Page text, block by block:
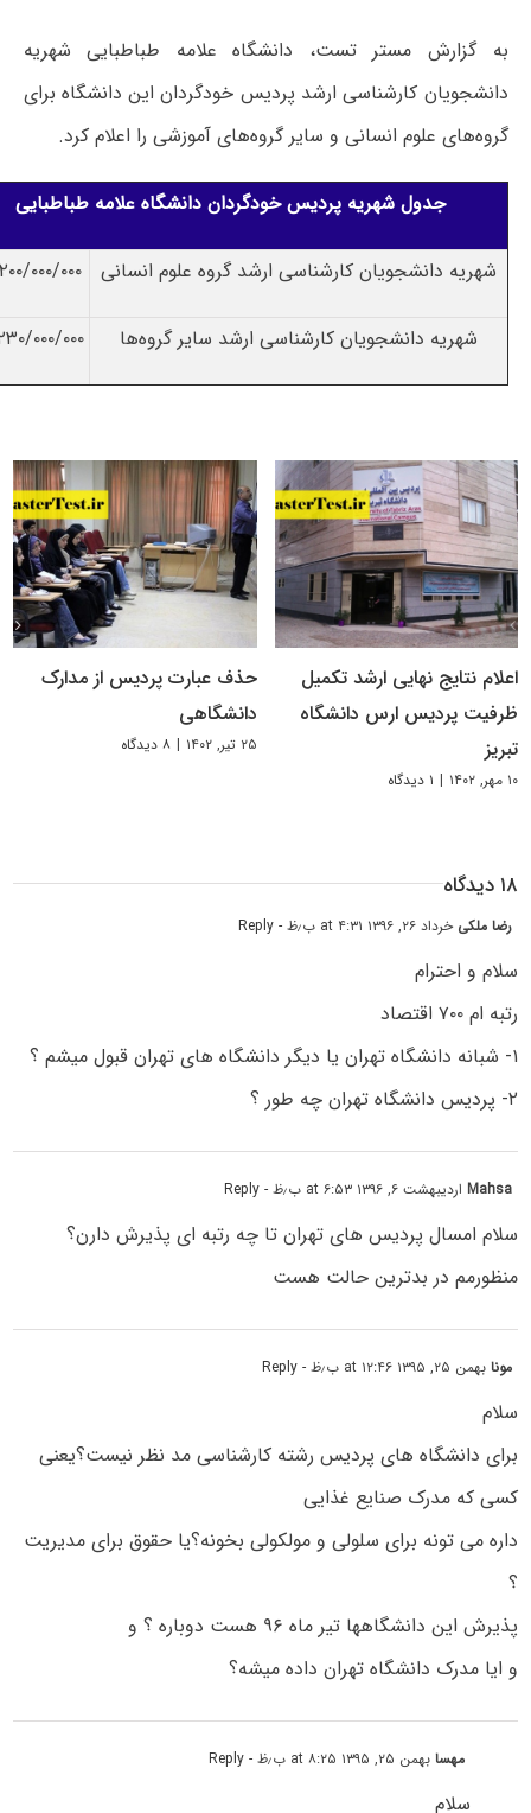
به گزارش مستر تست، دانشگاه علامه طباطبایی شهریه
دانشجویان کارشناسی ارشد پردیس خودگردان این دانشگاه برای
گروه‌های علوم انسانی و سایر گروه‌های آموزشی را اعلام کرد.
جدول شهریه پردیس خودگردان دانشگاه علامه طباطبایی
شهریه دانشجویان کارشناسی ارشد گروه علوم انسانی ۲۰۰/۰۰۰/۰۰۰ ریال
شهریه دانشجویان کارشناسی ارشد سایر گروه‌ها ۲۳۰/۰۰۰/۰۰۰
اعلام نتایج نهایی ارشد تکمیل
ظرفیت پردیس ارس دانشگاه
تبریز
۱۰ مهر, ۱۴۰۲ | ۱ دیدگاه
حذف عبارت پردیس از مدارک
دانشگاهی
۲۵ تیر, ۱۴۰۲ | ۸ دیدگاه
۱۸ دیدگاه
رضا ملکی خرداد ۲۶, ۱۳۹۶ at ۴:۳۱ ب٫ظ - Reply
سلام و احترام
رتبه ام ۷۰۰ اقتصاد
۱- شبانه دانشگاه تهران یا دیگر دانشگاه های تهران قبول میشم ؟
۲- پردیس دانشگاه تهران چه طور ؟
Mahsaاردیبهشت ۶, ۱۳۹۶ at ۶:۵۳ ب٫ظ - Reply
سلام امسال پردیس های تهران تا چه رتبه ای پذیرش دارن؟
منظورمم در بدترین حالت هست
مونابهمن ۲۵, ۱۳۹۵ at ۱۲:۴۶ ب٫ظ - Reply
سلام
برای دانشگاه های پردیس رشته کارشناسی مد نظر نیست؟یعنی
کسی که مدرک صنایع غذایی
داره می تونه برای سلولی و مولکولی بخونه؟یا حقوق برای مدیریت
؟
پذیرش این دانشگاهها تیر ماه ۹۶ هست دوباره ؟ و
و ایا مدرک دانشگاه تهران داده میشه؟
مهسابهمن ۲۵, ۱۳۹۵ at ۸:۲۵ ب٫ظ - Reply
سلام